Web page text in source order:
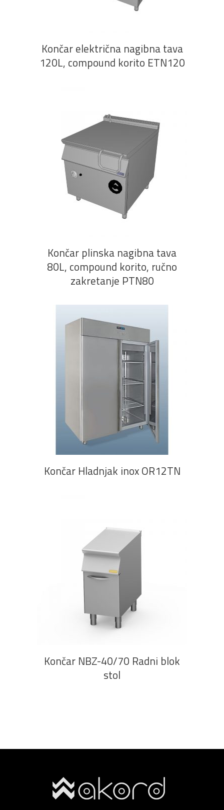
Končar električna nagibna tava
120L, compound korito ETN120
PROČITAJ VIŠE
Končar plinska nagibna tava
80L, compound korito, ručno
zakretanje PTN80
PROČITAJ VIŠE
Končar Hladnjak inox OR12TN
PROČITAJ VIŠE
Končar NBZ-40/70 Radni blok
stol